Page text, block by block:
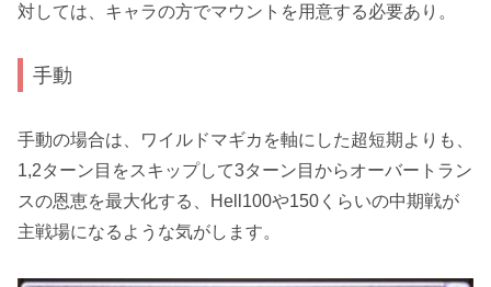
対しては、キャラの方でマウントを用意する必要あり。
手動
手動の場合は、 ワイルドマギカ を軸にした超短期よりも、
1,2ターン目をスキップして3ターン目からオーバートラン
スの恩恵を最大化する、Hell100や150くらいの中期戦が
主戦場になるような気がします。